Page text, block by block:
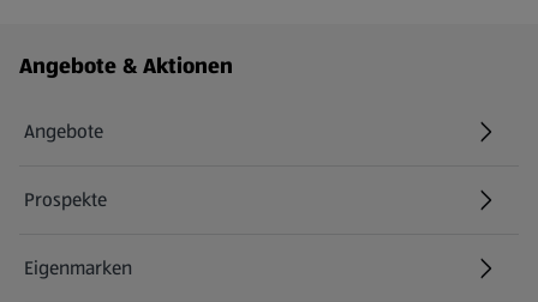
Fußzeilenmenü - weitere Links
Angebote & Aktionen
Angebote
Prospekte
Eigenmarken